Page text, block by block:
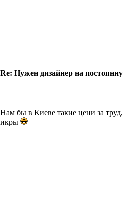
Re: Нужен дизайнер на
Нам бы в Киеве такие цени за
икры